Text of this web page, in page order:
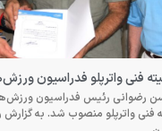
فنی واترپلو فدراسیون
رئیس فدراسیون
فنی واترپلو منصوب شد. به گزارش